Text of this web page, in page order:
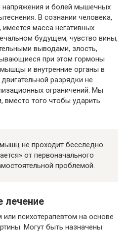
и болей мышечных
В сознании человека,
масса негативных
будущем, чувство вины,
выводами, злость,
при этом гормоны
и внутренние органы в
разрядки не
ограничений. Мы
того чтобы ударить
не проходит бесследно.
от первоначального
проблемой.
лечение
или психотерапевтом на основе
Могут быть назначены